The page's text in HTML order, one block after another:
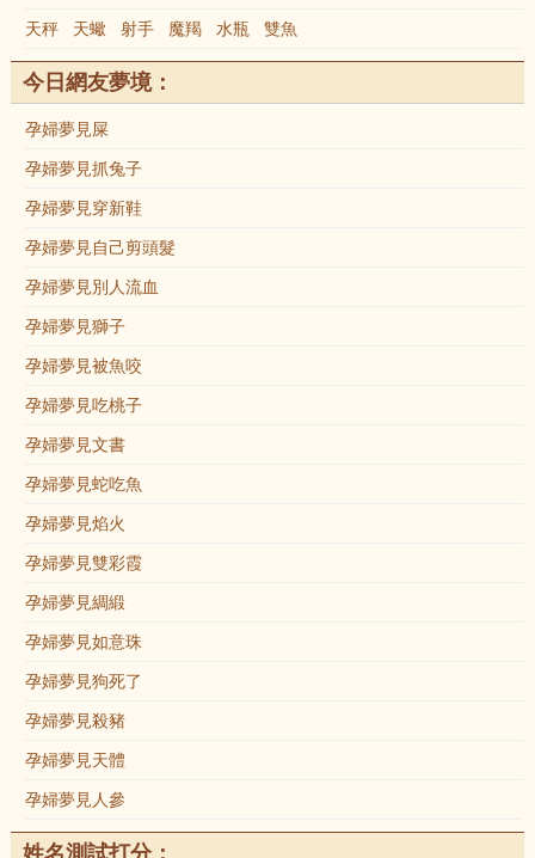
天秤 天蠍 射手 魔羯 水瓶 雙魚
今日網友夢境：
孕婦夢見屎
孕婦夢見抓兔子
孕婦夢見穿新鞋
孕婦夢見自己剪頭髮
孕婦夢見別人流血
孕婦夢見獅子
孕婦夢見被魚咬
孕婦夢見吃桃子
孕婦夢見文書
孕婦夢見蛇吃魚
孕婦夢見焰火
孕婦夢見雙彩霞
孕婦夢見綢緞
孕婦夢見如意珠
孕婦夢見狗死了
孕婦夢見殺豬
孕婦夢見天體
孕婦夢見人參
姓名測試打分：